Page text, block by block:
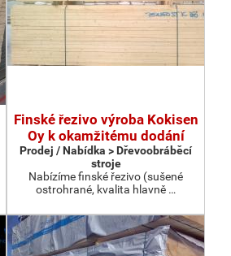
Finské řezivo výroba Kokisen
Oy k okamžitému dodání
Prodej / Nabídka > Dřevoobráběcí
stroje
Nabízíme finské řezivo (sušené
ostrohrané, kvalita hlavně …